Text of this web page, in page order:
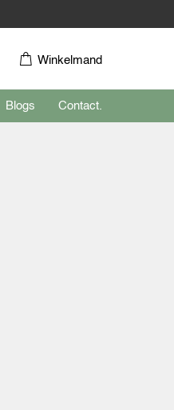
Winkelmand
Blogs Contact.